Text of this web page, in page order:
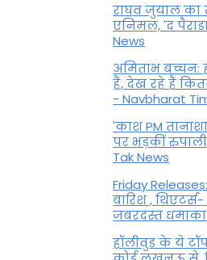
राघव जुयाल का
एनिमल, 'द
News
अमिताभ बच्चन:
हैं, देख रहे हैं
- Navbharat
'काश PM
पर भड़कीं
Tak News
Friday
बारिश ,
जबरदस्त
हॉलीवुड के ये टॉप